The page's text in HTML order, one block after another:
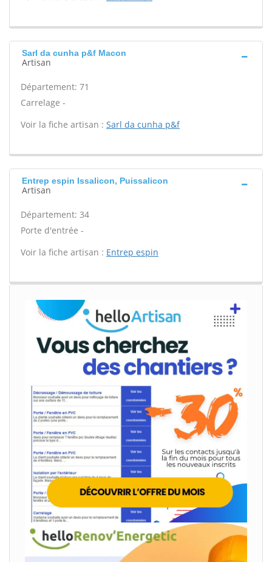
Sarl da cunha p&f Macon
Artisan
Département: 71
Carrelage -
Voir la fiche artisan : Sarl da cunha p&f
Entrep espin Issalicon, Puissalicon
Artisan
Département: 34
Porte d'entrée -
Voir la fiche artisan : Entrep espin